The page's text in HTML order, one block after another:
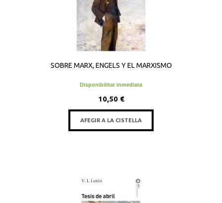
SOBRE MARX, ENGELS Y EL MARXISMO
Disponibilitat inmediata
10,50 €
AFEGIR A LA CISTELLA